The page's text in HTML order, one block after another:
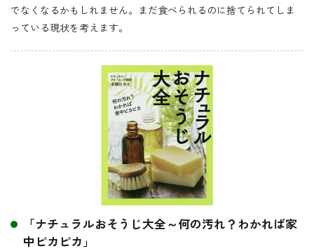
でなくなるかもしれません。まだ食べられるのに捨てられてしま
っている現状を考えます。
「ナチュラルおそうじ大全～何の汚れ？わかれば家
中ピカピカ」